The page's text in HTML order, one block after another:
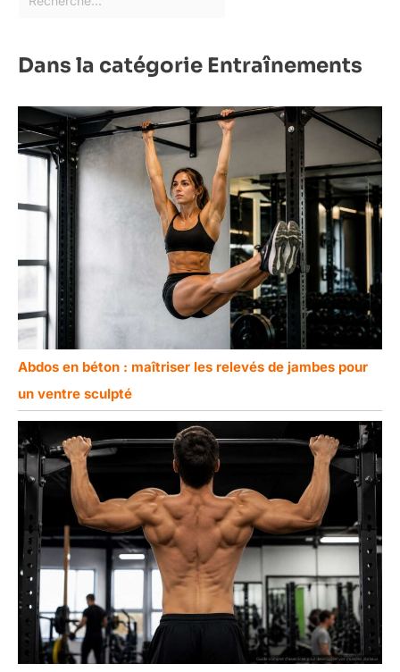
Dans la catégorie Entraînements
Abdos en béton : maîtriser les relevés de jambes pour
un ventre sculpté